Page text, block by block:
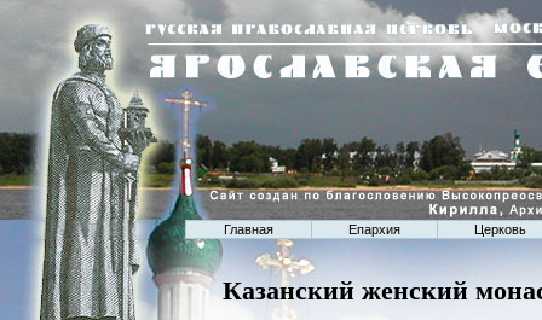
Главная Епархия Церковь
Казанский женский